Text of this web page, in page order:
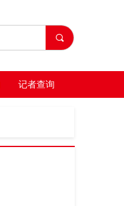
记者查询
끠